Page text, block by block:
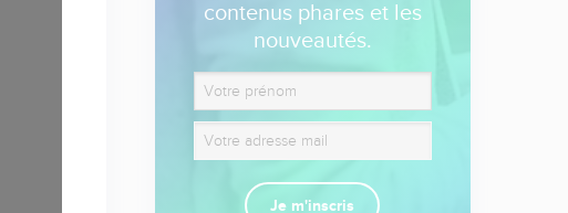
contenus phares et les
nouveautés.
Je m'inscris